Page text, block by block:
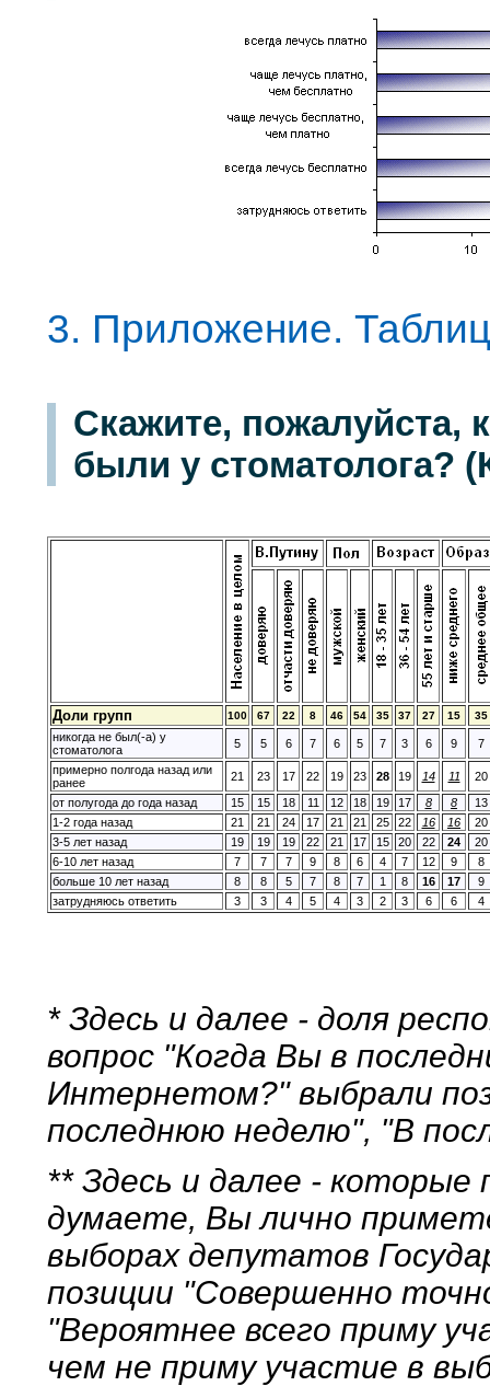
3. Приложение.
Скажите, пожалуйста,
были у стоматолога?
Доли групп 100 67 22 8 46 54 35 37 27 15 35
никогда не был(-а) у
стоматолога
5 5 6 7 6 5 7 3 6 9
7
примерно полгода назад или
ранее
21 23 17 22 19 23 28 19 14 11
20
от полугода до года назад
15 15 18 11 12 18 19 17 8 8
13
1-2 года назад
21 21 24 17 21 21 25 22 16 16
20
3-5 лет назад
19 19 19 22 21 17 15 20 22 24
20
6-10 лет назад
7 7 7 9 8 6 4 7 12 9
8
больше 10 лет назад
8 8 5 7 8 7 1 8 16 17
9
затрудняюсь ответить
3 3 4 5 4 3 2 3 6 6 4
* Здесь и далее - доля
вопрос "Когда Вы в
Интернетом?" выбрали
последнюю неделю", "В
** Здесь и далее -
думаете, Вы лично
выборах депутатов
позиции "Совершенно
"Вероятнее всего приму
чем не приму участие в